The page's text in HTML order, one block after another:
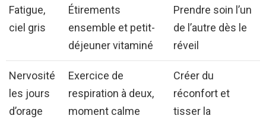
Fatigue,
ciel gris
Étirements
ensemble et petit-
déjeuner vitaminé
Prendre soin l’un
de l’autre dès le
réveil
Nervosité
les jours
d’orage
Exercice de
respiration à deux,
moment calme
Créer du
réconfort et
tisser la